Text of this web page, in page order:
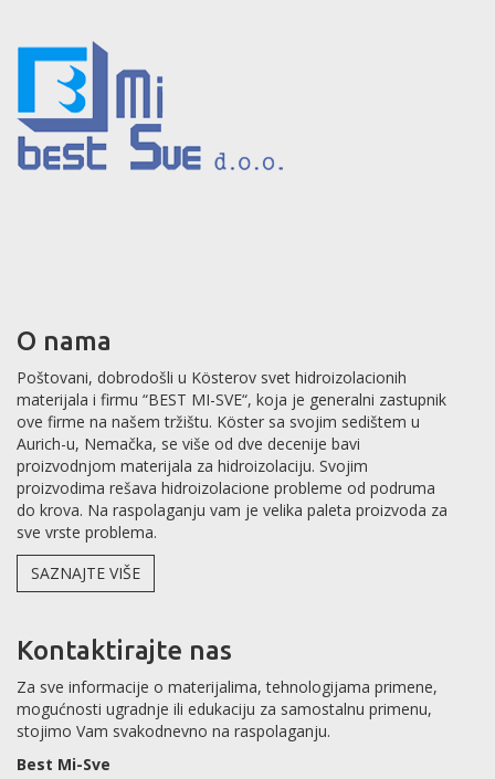
O nama
Poštovani, dobrodošli u Kösterov svet hidroizolacionih
materijala i firmu “BEST MI-SVE“, koja je generalni zastupnik
ove firme na našem tržištu. Köster sa svojim sedištem u
Aurich-u, Nemačka, se više od dve decenije bavi
proizvodnjom materijala za hidroizolaciju. Svojim
proizvodima rešava hidroizolacione probleme od podruma
do krova. Na raspolaganju vam je velika paleta proizvoda za
sve vrste problema.
SAZNAJTE VIŠE
Kontaktirajte nas
Za sve informacije o materijalima, tehnologijama primene,
mogućnosti ugradnje ili edukaciju za samostalnu primenu,
stojimo Vam svakodnevno na raspolaganju.
Best Mi-Sve